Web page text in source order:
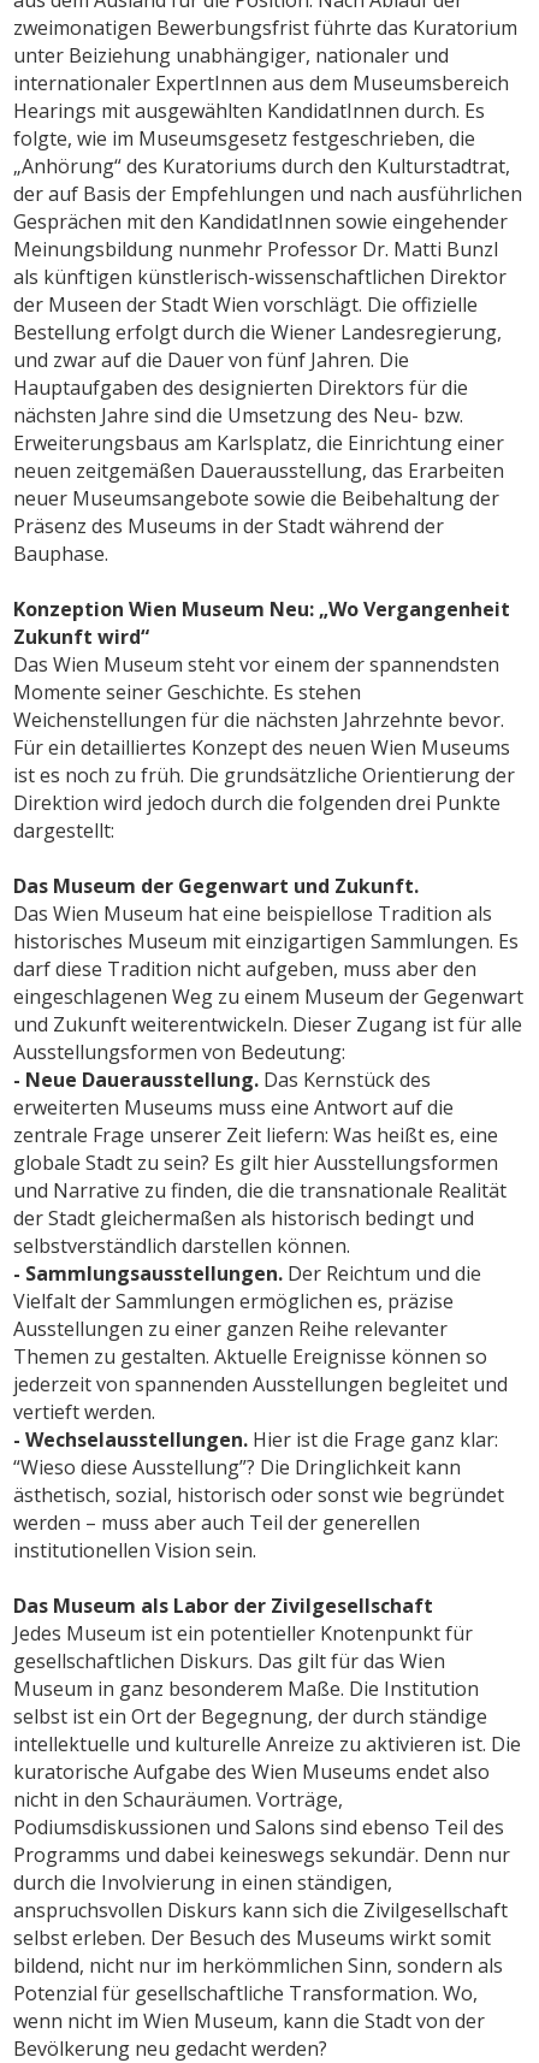
zweimonatigen Bewerbungsfrist führte das Kuratorium
unter Beiziehung unabhängiger, nationaler und
internationaler ExpertInnen aus dem Museumsbereich
Hearings mit ausgewählten KandidatInnen durch. Es
folgte, wie im Museumsgesetz festgeschrieben, die
„Anhörung“ des Kuratoriums durch den Kulturstadtrat,
der auf Basis der Empfehlungen und nach ausführlichen
Gesprächen mit den KandidatInnen sowie eingehender
Meinungsbildung nunmehr Professor Dr. Matti Bunzl
als künftigen künstlerisch-wissenschaftlichen Direktor
der Museen der Stadt Wien vorschlägt. Die offizielle
Bestellung erfolgt durch die Wiener Landesregierung,
und zwar auf die Dauer von fünf Jahren. Die
Hauptaufgaben des designierten Direktors für die
nächsten Jahre sind die Umsetzung des Neu- bzw.
Erweiterungsbaus am Karlsplatz, die Einrichtung einer
neuen zeitgemäßen Dauerausstellung, das Erarbeiten
neuer Museumsangebote sowie die Beibehaltung der
Präsenz des Museums in der Stadt während der
Bauphase.
Konzeption Wien Museum Neu: „Wo Vergangenheit
Zukunft wird“
Das Wien Museum steht vor einem der spannendsten
Momente seiner Geschichte. Es stehen
Weichenstellungen für die nächsten Jahrzehnte bevor.
Für ein detailliertes Konzept des neuen Wien Museums
ist es noch zu früh. Die grundsätzliche Orientierung der
Direktion wird jedoch durch die folgenden drei Punkte
dargestellt:
Das Museum der Gegenwart und Zukunft.
Das Wien Museum hat eine beispiellose Tradition als
historisches Museum mit einzigartigen Sammlungen. Es
darf diese Tradition nicht aufgeben, muss aber den
eingeschlagenen Weg zu einem Museum der Gegenwart
und Zukunft weiterentwickeln. Dieser Zugang ist für alle
Ausstellungsformen von Bedeutung:
- Neue Dauerausstellung. Das Kernstück des
erweiterten Museums muss eine Antwort auf die
zentrale Frage unserer Zeit liefern: Was heißt es, eine
globale Stadt zu sein? Es gilt hier Ausstellungsformen
und Narrative zu finden, die die transnationale Realität
der Stadt gleichermaßen als historisch bedingt und
selbstverständlich darstellen können.
- Sammlungsausstellungen. Der Reichtum und die
Vielfalt der Sammlungen ermöglichen es, präzise
Ausstellungen zu einer ganzen Reihe relevanter
Themen zu gestalten. Aktuelle Ereignisse können so
jederzeit von spannenden Ausstellungen begleitet und
vertieft werden.
- Wechselausstellungen. Hier ist die Frage ganz klar:
“Wieso diese Ausstellung”? Die Dringlichkeit kann
ästhetisch, sozial, historisch oder sonst wie begründet
werden – muss aber auch Teil der generellen
institutionellen Vision sein.
Das Museum als Labor der Zivilgesellschaft
Jedes Museum ist ein potentieller Knotenpunkt für
gesellschaftlichen Diskurs. Das gilt für das Wien
Museum in ganz besonderem Maße. Die Institution
selbst ist ein Ort der Begegnung, der durch ständige
intellektuelle und kulturelle Anreize zu aktivieren ist. Die
kuratorische Aufgabe des Wien Museums endet also
nicht in den Schauräumen. Vorträge,
Podiumsdiskussionen und Salons sind ebenso Teil des
Programms und dabei keineswegs sekundär. Denn nur
durch die Involvierung in einen ständigen,
anspruchsvollen Diskurs kann sich die Zivilgesellschaft
selbst erleben. Der Besuch des Museums wirkt somit
bildend, nicht nur im herkömmlichen Sinn, sondern als
Potenzial für gesellschaftliche Transformation. Wo,
wenn nicht im Wien Museum, kann die Stadt von der
Bevölkerung neu gedacht werden?